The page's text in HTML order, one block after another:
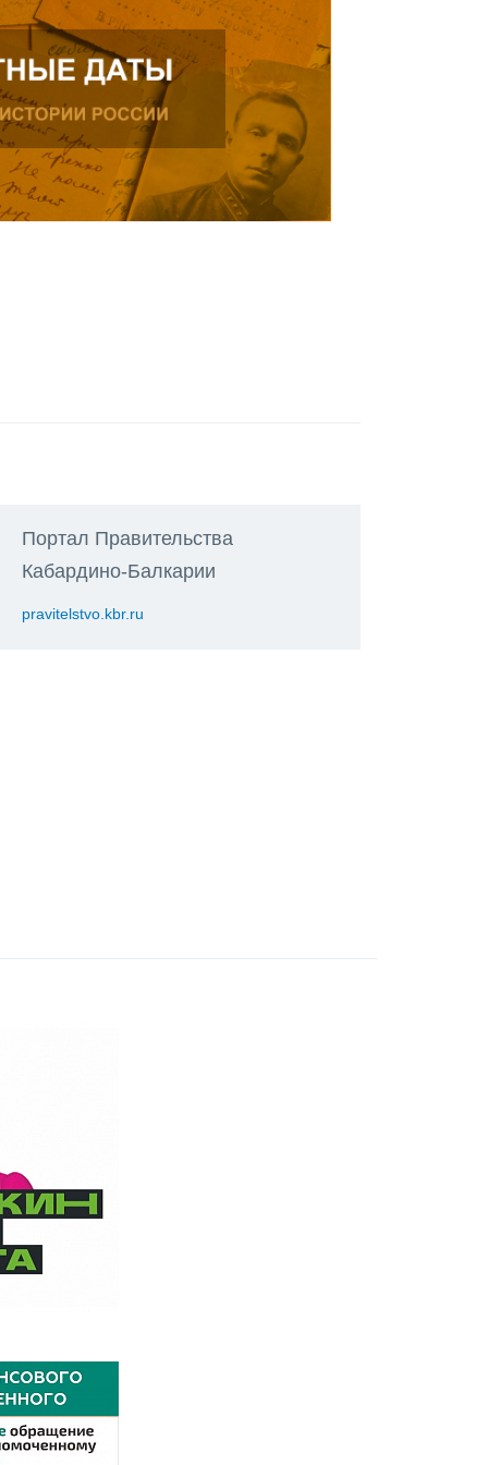
Портал Правительства
Кабардино-Балкарии
pravitelstvo.kbr.ru